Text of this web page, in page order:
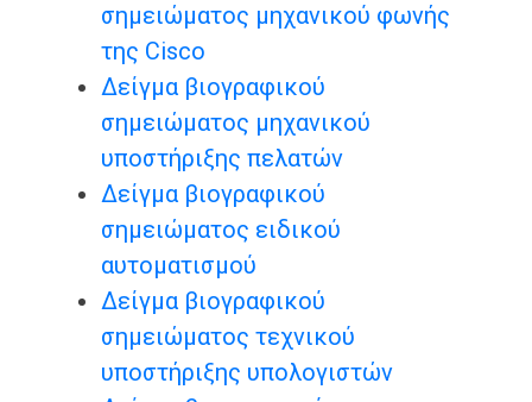
σημειώματος μηχανικού φωνής
της Cisco
Δείγμα βιογραφικού
σημειώματος μηχανικού
υποστήριξης πελατών
Δείγμα βιογραφικού
σημειώματος ειδικού
αυτοματισμού
Δείγμα βιογραφικού
σημειώματος τεχνικού
υποστήριξης υπολογιστών